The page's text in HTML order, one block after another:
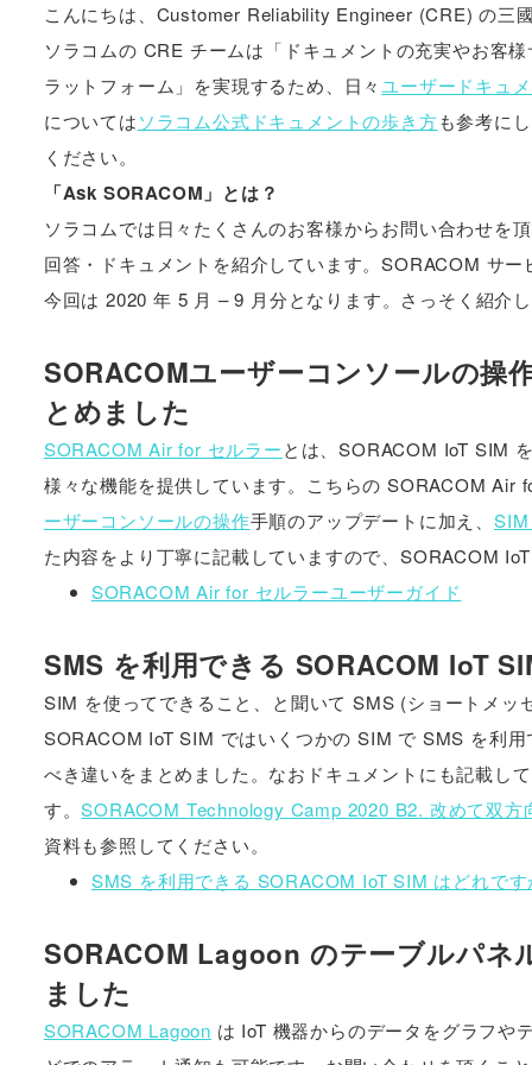
こんにちは、Customer Reliability Engineer (CRE) の三
ソラコムの CRE チームは「ドキュメントの充実やお客
ラットフォーム」を実現するため、日々ユーザードキュ
についてはソラコム公式ドキュメントの歩き方も参考に
ください。
「Ask SORACOM」とは？
ソラコムでは日々たくさんのお客様からお問い合わせを
回答・ドキュメントを紹介しています。SORACOM サ
今回は 2020 年 5 月 – 9 月分となります。さっそく紹介
SORACOMユーザーコンソールの操
とめました
SORACOM Air for セルラーとは、SORACOM IoT SIM
様々な機能を提供しています。こちらの SORACOM Air
ーザーコンソールの操作手順のアップデートに加え、
た内容をより丁寧に記載していますので、SORACOM
SORACOM Air for セルラーユーザーガイド
SMS を利用できる SORACOM IoT
SIM を使ってできること、と聞いて SMS (ショートメ
SORACOM IoT SIM ではいくつかの SIM で SMS を利
べき違いをまとめました。なおドキュメントにも記載し
す。SORACOM Technology Camp 2020 B2. 改めて双
資料も参照してください。
SMS を利用できる SORACOM IoT SIM はどれで
SORACOM Lagoon のテーブルパ
ました
SORACOM Lagoon は IoT 機器からのデータをグラフや